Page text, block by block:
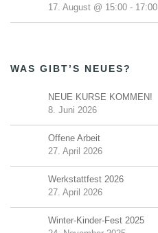
17. August @ 15:00 - 17:00
WAS GIBT’S NEUES?
NEUE KURSE KOMMEN!
8. Juni 2026
Offene Arbeit
27. April 2026
Werkstattfest 2026
27. April 2026
Winter-Kinder-Fest 2025